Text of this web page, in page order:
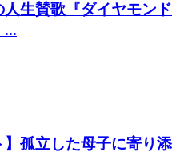
生賛歌『ダイヤモンド
...
】孤立した母子に寄り添